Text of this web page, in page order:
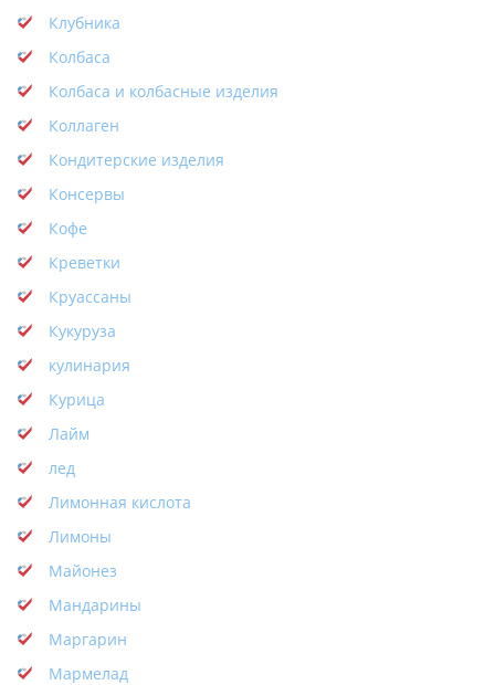
Клубника
Колбаса
Колбаса и колбасные изделия
Коллаген
Кондитерские изделия
Консервы
Кофе
Креветки
Круассаны
Кукуруза
кулинария
Курица
Лайм
лед
Лимонная кислота
Лимоны
Майонез
Мандарины
Маргарин
Мармелад